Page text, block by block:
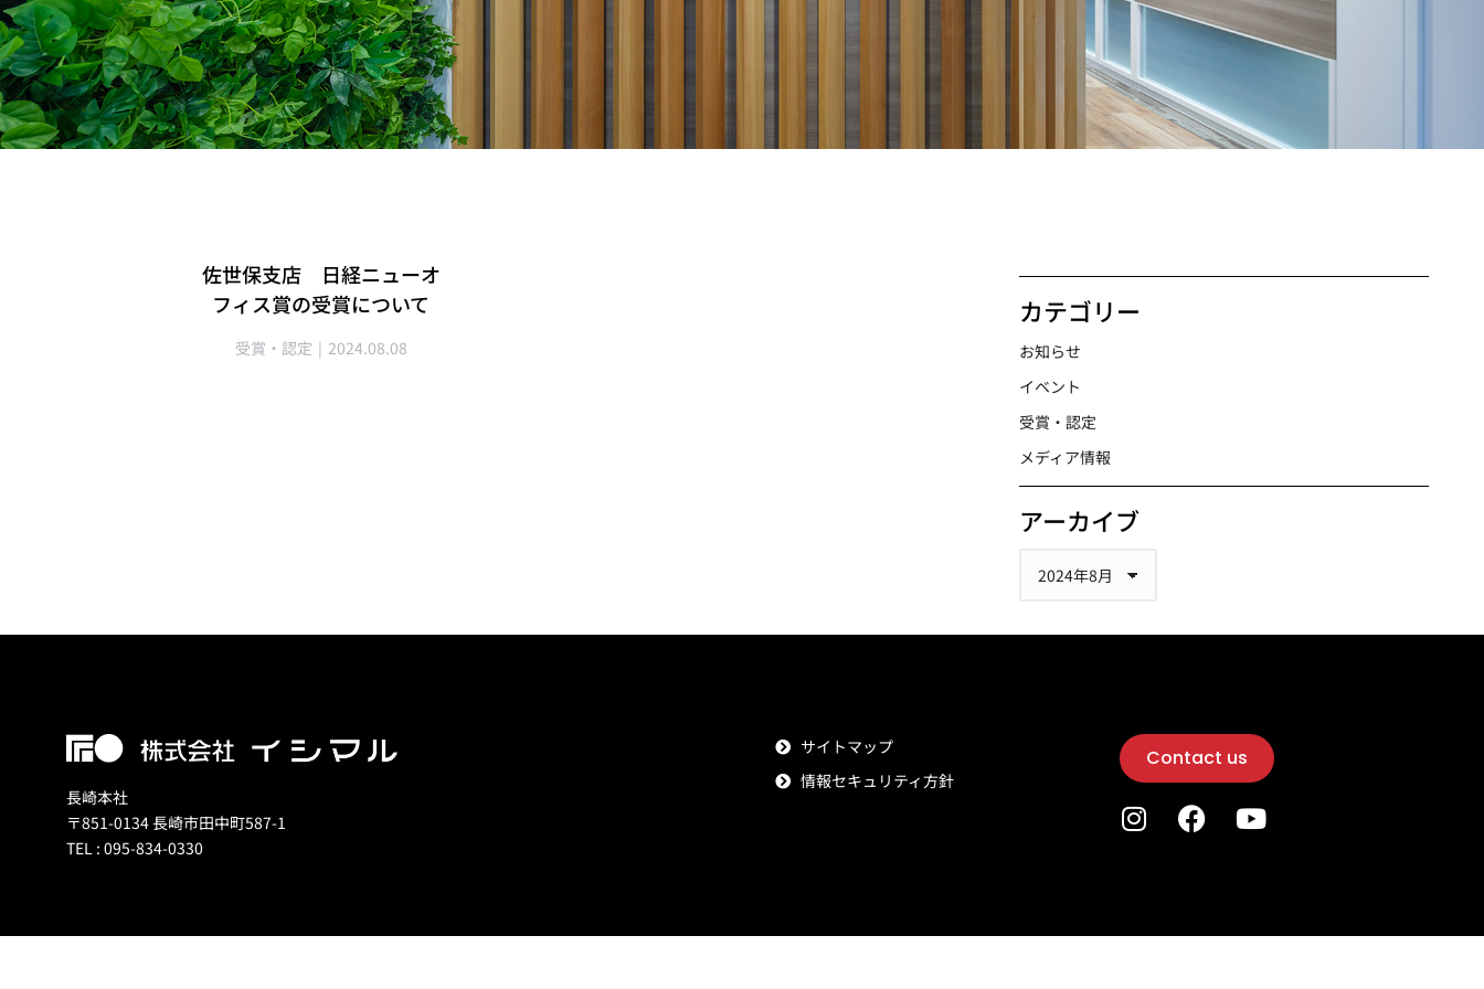
佐世保支店 日経ニューオ
フィス賞の受賞について
受賞・認定 2024.08.08
カテゴリー
お知らせ
イベント
受賞・認定
メディア情報
アーカイブ
長崎本社
〒851-0134 長崎市田中町587-1
TEL : 095-834-0330
サイトマップ
情報セキュリティ方針
Contact us